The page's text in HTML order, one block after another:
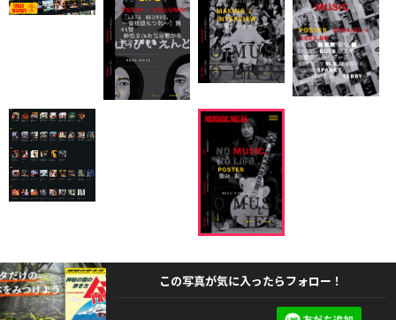
この写真が気に入ったらフォロー！